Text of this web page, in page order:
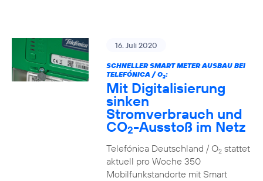
16. Juli 2020
SCHNELLER SMART METER AUSBAU BEI
TELEFÓNICA / O2:
Mit Digitalisierung
sinken
Stromverbrauch und
CO2-Ausstoß im Netz
Telefónica Deutschland / O2stattet
aktuell pro Woche 350
Mobilfunkstandorte mit Smart